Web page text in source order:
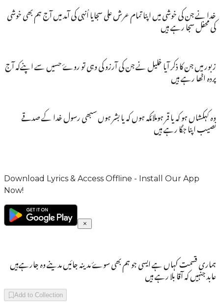
خدا نے جن کی خوشی میں اپنا تمام عرش علی سجایا اُنہی کی آمد میں آج ہم بھی خوشی
کی محفل سجا رہے ہیں
زبور میں جن کا ذکر آیا خلیل نے جن کی آرزو کی وہی تو روۓ حسیں سے اپنےکہ آج
پردہ اٹھا رہے ہیں
وہ کہکشاں ہو کہ یا قمر ہوملائکہ ہوں کہ یا بشر ہوں سبھی رسول خدا کے صدقے
نصیب اپنا جگا رہے ہیں
Download Lyrics & Access Offline - Install Our App
Now!
ہماری قسمت کہاں ہے ایسی جو ہم بھی سوۓ مدینہ جائیں مدینے وہ جارہےہیں
عابد جنہیں کہ آقا بلا رہے ہیں
Add to Collection